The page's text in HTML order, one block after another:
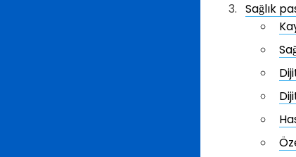
Sağlık